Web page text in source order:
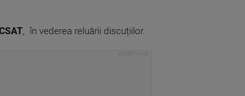
, în vederea reluării discuțiilor.